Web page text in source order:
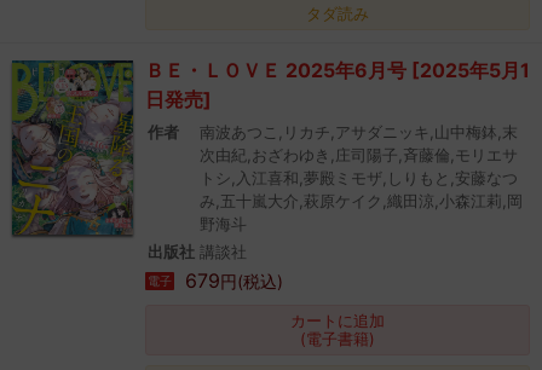
タダ読み
ＢＥ・ＬＯＶＥ 2025年6月号 [2025年5月1
日発売]
作者
南波あつこ,リカチ,アサダニッキ,山中梅鉢,末
次由紀,おざわゆき,庄司陽子,斉藤倫,モリエサ
トシ,入江喜和,夢殿ミモザ,しりもと,安藤なつ
み,五十嵐大介,萩原ケイク,織田涼,小森江莉,岡
野海斗
出版社 講談社
電子 679円(税込)
カートに追加
(電子書籍)